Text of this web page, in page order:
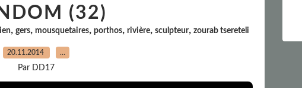
(32)
, gers, mousquetaires, porthos, rivière, sculpteur, zourab tsereteli
20.11.2014 …
Par DD17